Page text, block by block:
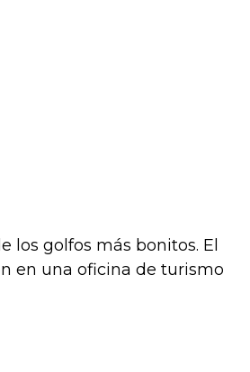
los golfos más bonitos. El
en una oficina de turismo